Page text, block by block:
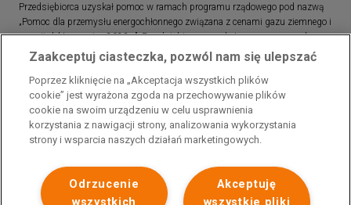
Przedsiębiorca uzyskał pomoc w ramach programu rządowego pod nazwą
„Pomoc dla przemysłu energochłonnego związana z cenami gazu ziemnego i
energii elektrycznej w 2023 r.”. Przedsiębiorca uzyskał pomoc w ramach
programu rządowego pod nazwą: „Pomoc dla sektorów energochłonnych
związana z nagłymi wzrostami cen gazu ziemnego i energii elektrycznej w
2022 r.”
Zaakceptuj ciasteczka, pozwól nam się ulepszać
Poprzez kliknięcie na „Akceptacja wszystkich plików
cookie” jest wyrażona zgoda na przechowywanie plików
cookie na swoim urządzeniu w celu usprawnienia
korzystania z nawigacji strony, analizowania wykorzystania
strony i wsparcia naszych działań marketingowych.
Akceptuję
wszystkie pliki
Odrzucenie
wszystkich